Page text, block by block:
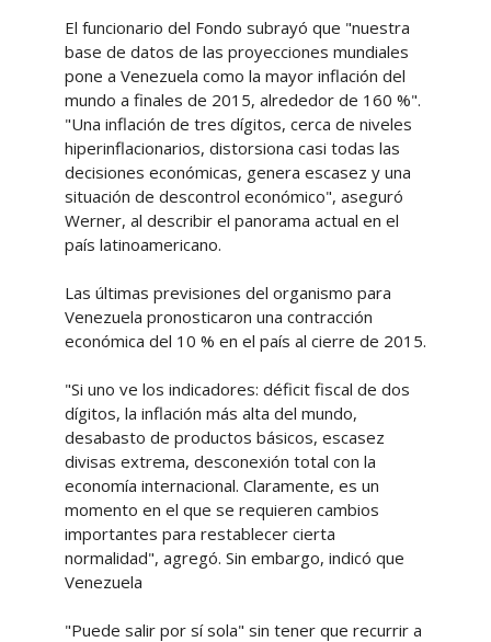
El funcionario del Fondo subrayó que "nuestra
base de datos de las proyecciones mundiales
pone a Venezuela como la mayor inflación del
mundo a finales de 2015, alrededor de 160 %".
"Una inflación de tres dígitos, cerca de niveles
hiperinflacionarios, distorsiona casi todas las
decisiones económicas, genera escasez y una
situación de descontrol económico", aseguró
Werner, al describir el panorama actual en el
país latinoamericano.
Las últimas previsiones del organismo para
Venezuela pronosticaron una contracción
económica del 10 % en el país al cierre de 2015.
"Si uno ve los indicadores: déficit fiscal de dos
dígitos, la inflación más alta del mundo,
desabasto de productos básicos, escasez
divisas extrema, desconexión total con la
economía internacional. Claramente, es un
momento en el que se requieren cambios
importantes para restablecer cierta
normalidad", agregó. Sin embargo, indicó que
Venezuela
"Puede salir por sí sola" sin tener que recurrir a